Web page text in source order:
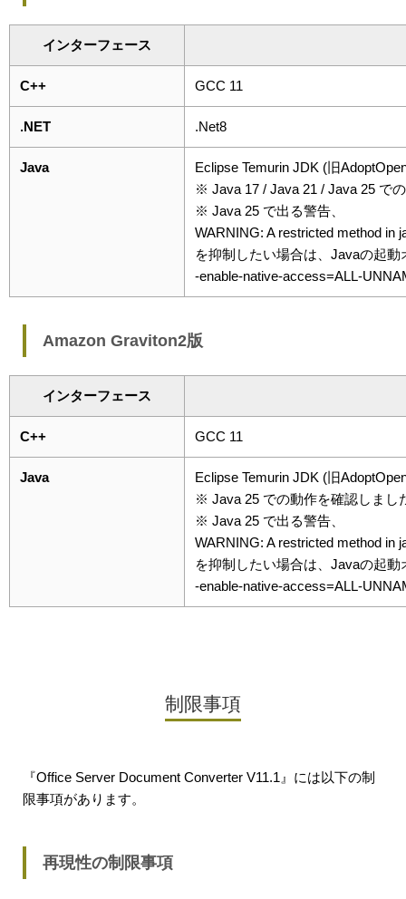
インターフェース
C++ GCC 11
.NET .Net8
Java
Eclipse Temurin JDK (旧
※ Java 17 / Java 21 / Java 25 で
※ Java 25 で出る警告、
WARNING: A restricted method in
を抑制したい場合は、Javaの起
-enable-native-access=ALL-
Amazon Graviton2版
インターフェース
C++ GCC 11
Java
Eclipse Temurin JDK (旧
※ Java 25 での動作を確認しまし
※ Java 25 で出る警告、
WARNING: A restricted method in
を抑制したい場合は、Javaの起
-enable-native-access=ALL-
制限事項
『Office Server Document Converter V11.1』には以下の制
限事項があります。
再現性の制限事項